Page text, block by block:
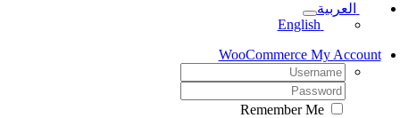
العربية
English
WooCommerce My Account
Username:
Password:
Remember Me